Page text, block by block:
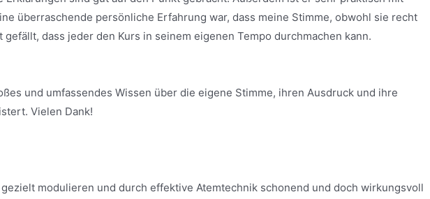
überraschende persönliche Erfahrung war, dass meine Stimme, obwohl sie recht
dass jeder den Kurs in seinem eigenen Tempo durchmachen kann.
und umfassendes Wissen über die eigene Stimme, ihren Ausdruck und ihre
Vielen Dank!
modulieren und durch effektive Atemtechnik schonend und doch wirkungsvoll